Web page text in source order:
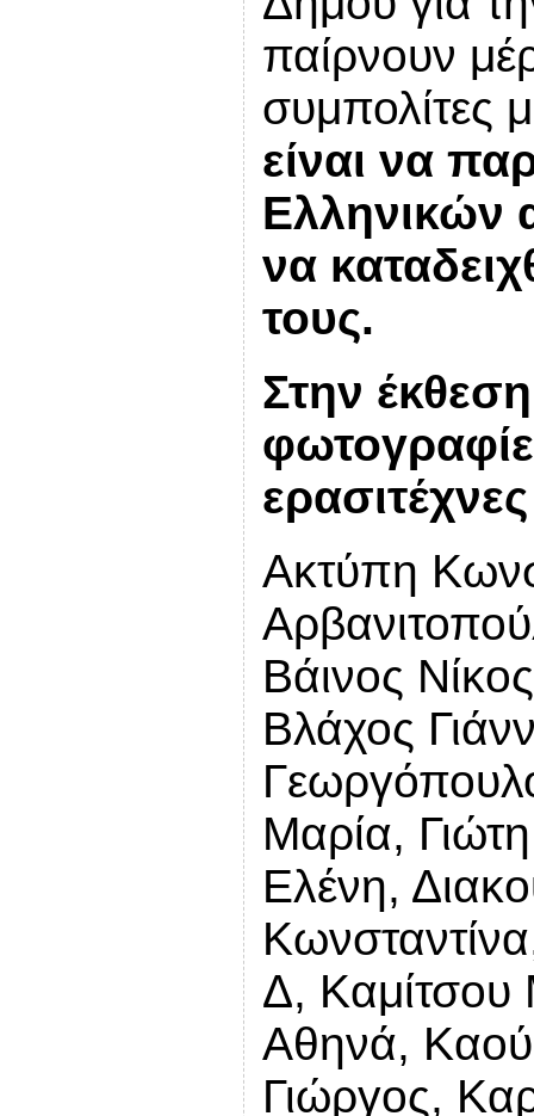
παίρνουν
συμπολίτες
είναι να
Ελληνικών
να
τους.
Στην
Ακτύπη
Βάινος
Βλάχος
Μαρία,
Ελένη,
Δ, Καμίτσου
Αθηνά,
Γιώργος,